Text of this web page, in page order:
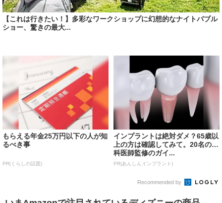
【これは行きたい！】多彩なワークショップに幻想的なナイトバブル
ショー、驚きの最大...
もらえる年金25万円以下の人が知
るべき事
PR(くらしの話題)
インプラントは絶対ダメ？65歳以
上の方は確認してみて。20名の歯
科医師監修のガイ...
PR(あんしんインプラント)
Recommended by